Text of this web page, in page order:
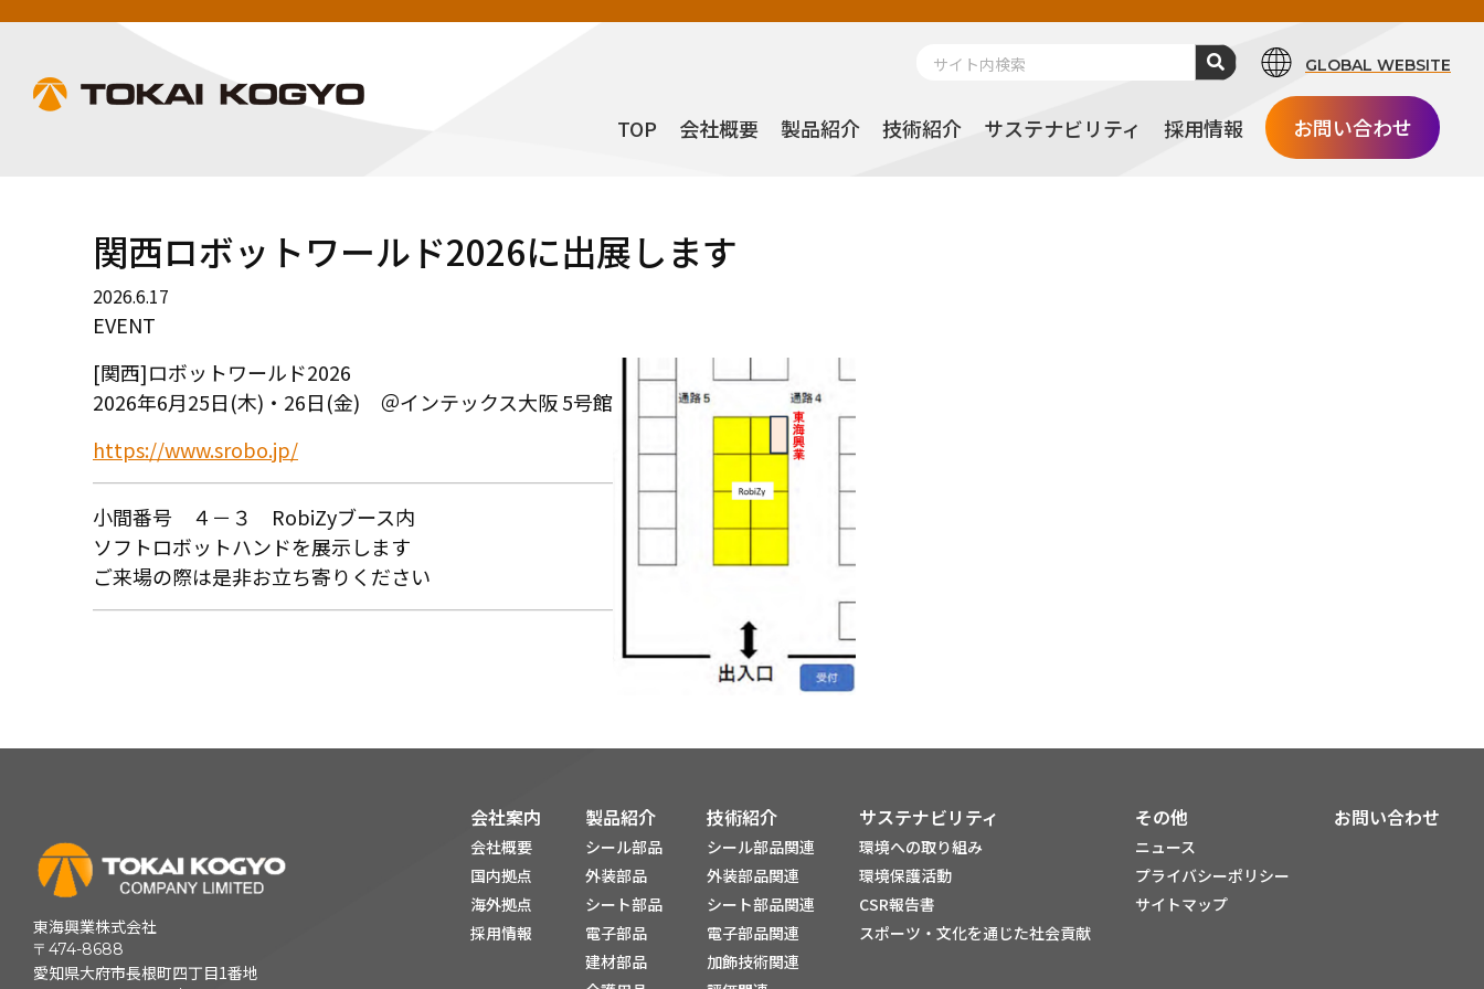
Search
GLOBAL WEBSITE
TOP 会社概要 製品紹介 技術紹介 サステナビリティ 採用情報 お問い合わせ
関西ロボットワールド2026に出展します
2026.6.17
EVENT
[関西]ロボットワールド2026
2026年6月25日(木)・26日(金) ＠インテックス大阪 5号館
https://www.srobo.jp/
小間番号 ４－３ RobiZyブース内
ソフトロボットハンドを展示します
ご来場の際は是非お立ち寄りください
東海興業株式会社
〒474-8688
愛知県大府市長根町四丁目1番地
会社案内
会社概要
国内拠点
海外拠点
採用情報
製品紹介
シール部品
外装部品
シート部品
電子部品
建材部品
技術紹介
シール部品関連
外装部品関連
シート部品関連
電子部品関連
加飾技術関連
サステナビリティ
環境への取り組み
環境保護活動
CSR報告書
スポーツ・文化を通じた社会貢献
その他
ニュース
プライバシーポリシー
サイトマップ
お問い合わせ